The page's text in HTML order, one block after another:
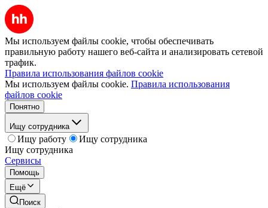
Мы используем файлы cookie, чтобы обеспечивать
правильную работу нашего веб-сайта и анализировать сетевой
трафик.
Правила использования файлов cookie
Мы используем файлы cookie. Правила использования
файлов cookie
Понятно
Ищу сотрудника
Ищу работу
Ищу сотрудника
Ищу сотрудника
Сервисы
Помощь
Ещё
Поиск